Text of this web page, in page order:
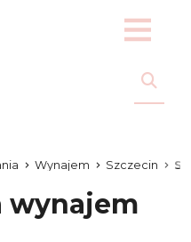
Wynajem Szczecin
wynajem